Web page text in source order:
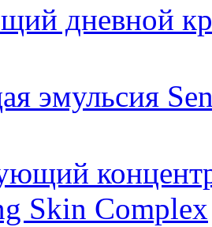
дневной
эмульсия
Skin Complex